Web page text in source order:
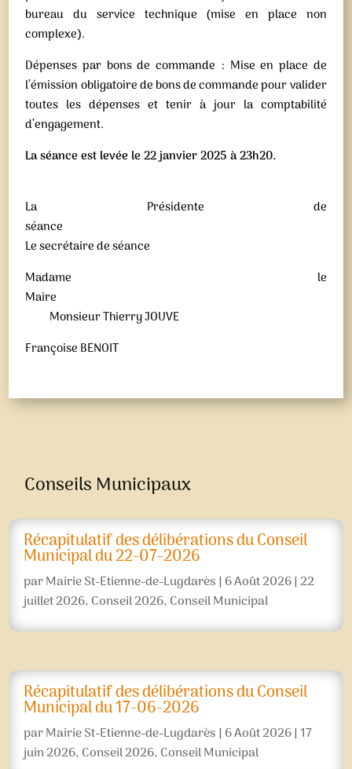
bureau du service technique (mise en place non
complexe).
Dépenses par bons de commande : Mise en place de
l’émission obligatoire de bons de commande pour valider
toutes les dépenses et tenir à jour la comptabilité
d’engagement.
La séance est levée le 22 janvier 2025 à 23h20.
La Présidente de
séance
Le secrétaire de séance
Madame le
Maire
Monsieur Thierry JOUVE
Françoise BENOIT
Conseils Municipaux
Récapitulatif des délibérations du Conseil
Municipal du 22-07-2026
parMairie St-Etienne-de-Lugdarès| 6 Août 2026|22
juillet 2026, Conseil 2026, Conseil Municipal
Récapitulatif des délibérations du Conseil
Municipal du 17-06-2026
parMairie St-Etienne-de-Lugdarès| 6 Août 2026|17
juin 2026, Conseil 2026, Conseil Municipal